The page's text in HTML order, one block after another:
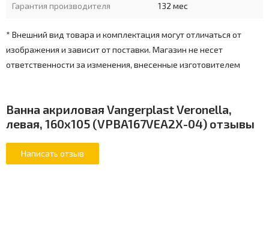
Гарантия производителя 132 мес
* Внешний вид товара и комплектация могут отличаться от
изображения и зависит от поставки. Магазин не несет
ответственности за изменения, внесенные изготовителем
Ванна акриловая Vangerplast Veronella,
левая, 160х105 (VPBA167VEA2X-04) отзывы